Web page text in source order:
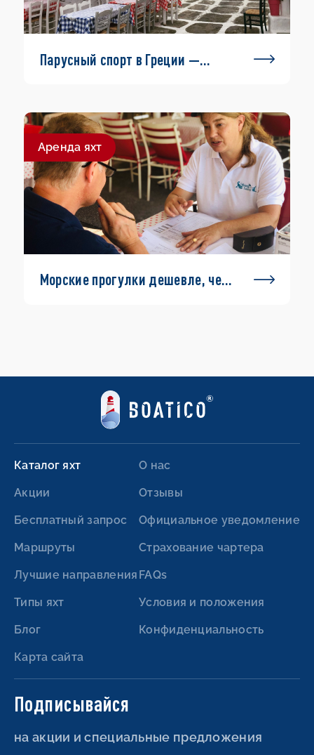
Парусный спорт в Греции —
Aренда яхт
Морские прогулки дешевле, чем
Каталог яхт
Акции
Бесплатный запрос
Маршруты
Лучшие направления
Типы яхт
Блог
Карта сайта
О нас
Отзывы
Официальное уведомление
Страхование чартера
FAQs
Условия и положения
Конфиденциальность
Подписывайся
на акции и специальные предложения